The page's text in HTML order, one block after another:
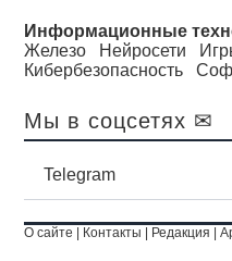
Информационные
Железо
Нейросети
Кибербезопасность
Мы в соцсетях ✉
Telegram
О сайте Контакты Редакция |